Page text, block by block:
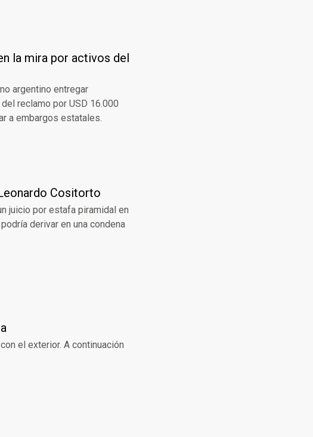
la mira por activos del
argentino entregar
reclamo por USD 16.000
a embargos estatales.
Cositorto
juicio por estafa piramidal en
derivar en una condena
el exterior. A continuación